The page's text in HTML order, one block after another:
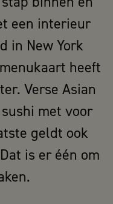
een interieur
in New York
heeft
Verse Asian
met voor
geldt ook
is er één om